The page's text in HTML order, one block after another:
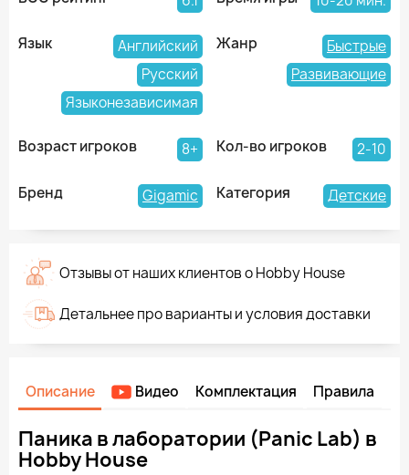
Язык
Английский
Русский
Языконезависимая
Жанр
Быстрые
Развивающие
Возраст игроков 8+ Кол-во игроков 2-10
Бренд Gigamic Категория Детские
Отзывы от наших клиентов о Hobby House
Детальнее про варианты и условия доставки
Описание Видео Комплектация Правила
Паника в лаборатории (Panic Lab) в
Hobby House